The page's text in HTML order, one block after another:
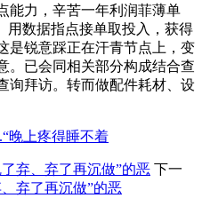
能力，辛苦一年利润菲薄单
用数据指点接单取投入，获得
是锐意踩正在汗青节点上，变
。已会同相关部分构成结合查
询拜访。转而做配件耗材、设
晚上疼得睡不着
弃、弃了再沉做”的恶 下一
弃了再沉做”的恶